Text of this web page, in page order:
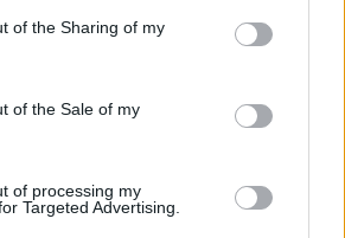
of the Sharing of my
of the Sale of my
of processing my
Targeted Advertising.
PSD saúdam Banda
pelo 1º lugar no
de Valência